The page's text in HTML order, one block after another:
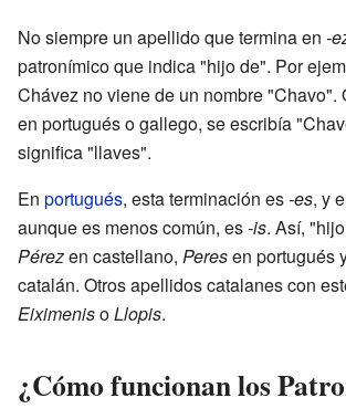
No siempre un apellido que termina en -
patronímico que indica "hijo de". Por
Chávez no viene de un nombre "Chavo".
en portugués o gallego, se escribía
significa "llaves".
En portugués, esta terminación es-es, y
aunque es menos común, es-is. Así,
Pérezen castellano, Peresen portugués
catalán. Otros apellidos catalanes con
EiximenisoLlopis.
¿Cómo funcionan los